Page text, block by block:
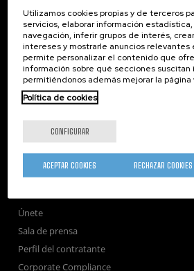
Subscribe to our Newsletter
nanoGUNE
Investigación
Transferencia
Formación
Sociedad
nanoPeople
Publicaciones
Únete
Sala de prensa
Perfil del contratante
Corporate Compliance
Utilizamos cookies propias y de terceros
servicios, elaborar información
navegación, inferir grupos de interés,
intereses y mostrarle anuncios relevantes
permite personalizar el contenido que
información sobre qué secciones suscitan
permitiéndonos además mejorar la página
Política de cookies
CONFIGURAR
RECHAZAR COOKIES
ACEPTAR COOKIES